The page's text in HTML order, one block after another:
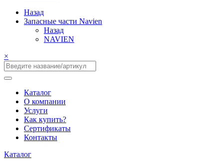
Назад
Запасные части Navien
Назад
NAVIEN
×
Каталог
О компании
Услуги
Как купить?
Сертификаты
Контакты
Каталог